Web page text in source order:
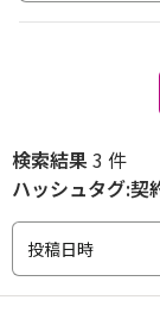
検索結果3 件
ハッシュタグ:契
投稿日時